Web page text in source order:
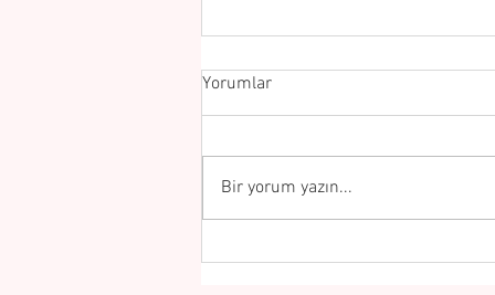
Yorumlar
Bir yorum yazın...